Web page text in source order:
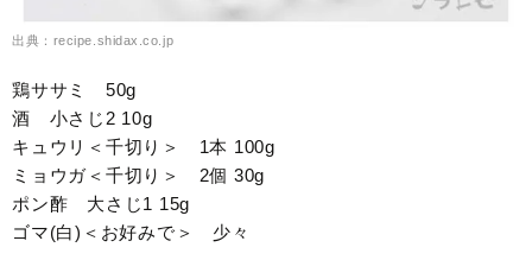
出典：recipe.shidax.co.jp
鶏ササミ 50g
酒 小さじ2 10g
キュウリ＜千切り＞ 1本 100g
ミョウガ＜千切り＞ 2個 30g
ポン酢 大さじ1 15g
ゴマ(白)＜お好みで＞ 少々